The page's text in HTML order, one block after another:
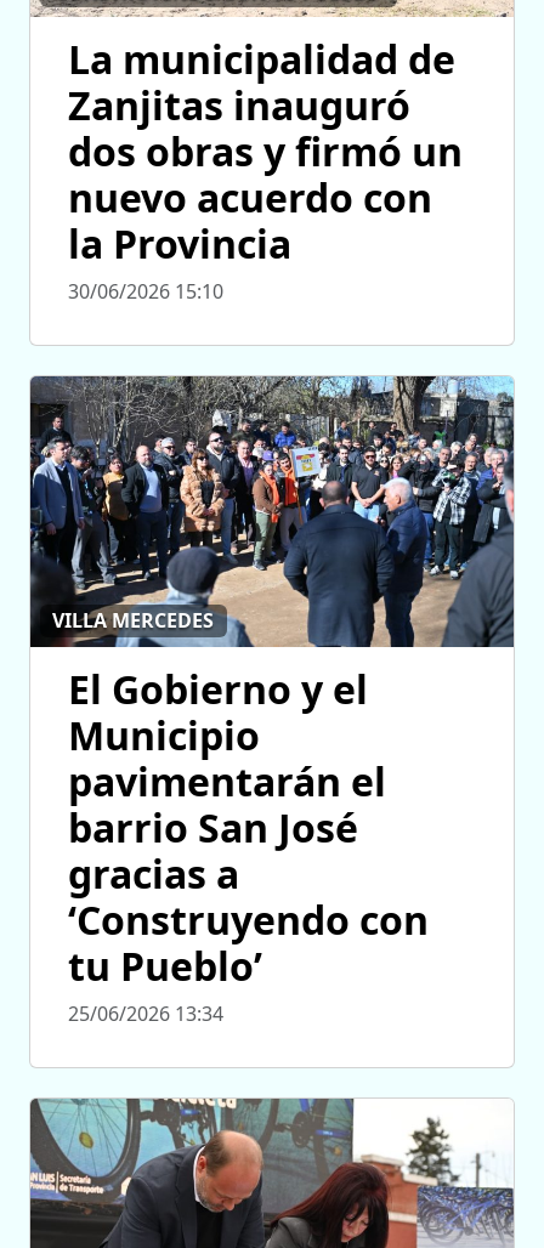
La municipalidad de
Zanjitas inauguró
dos obras y firmó un
nuevo acuerdo con
la Provincia
30/06/2026 15:10
VILLA MERCEDES
El Gobierno y el
Municipio
pavimentarán el
barrio San José
gracias a
‘Construyendo con
tu Pueblo’
25/06/2026 13:34